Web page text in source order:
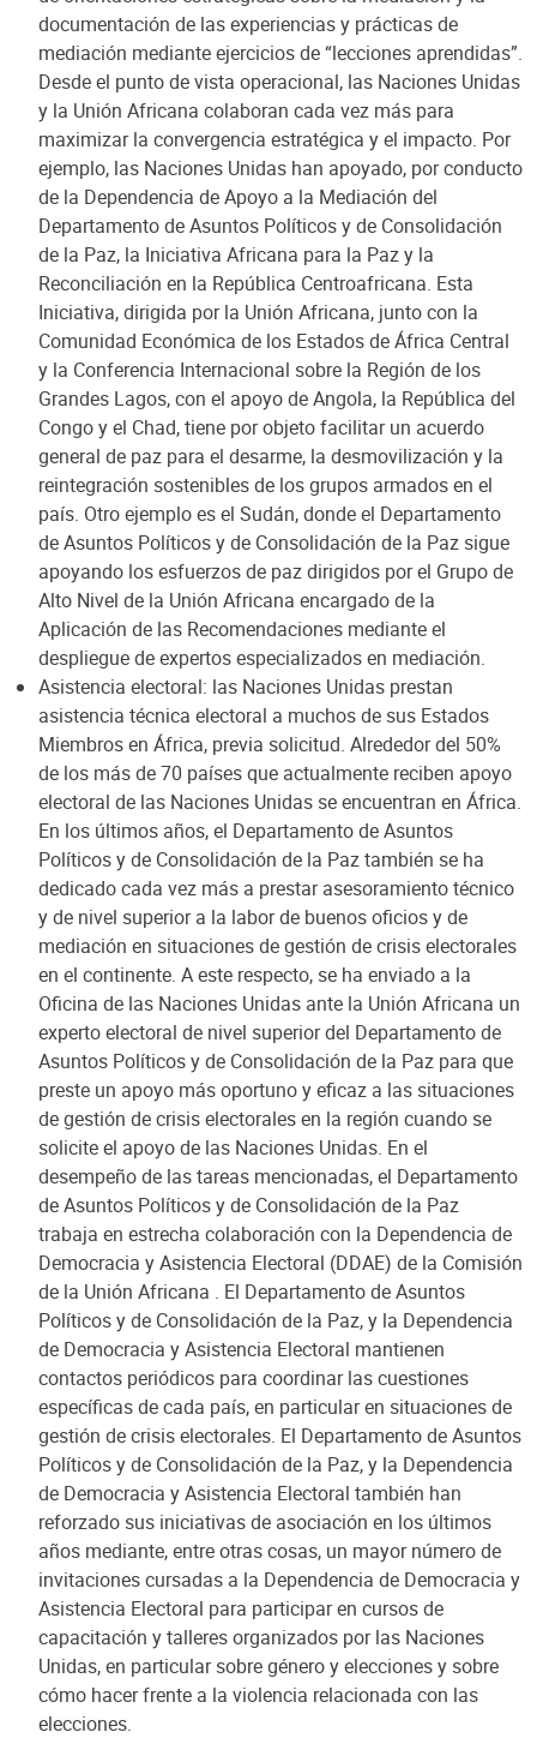
documentación de las experiencias y prácticas de
mediación mediante ejercicios de “lecciones aprendidas”.
Desde el punto de vista operacional, las Naciones Unidas
y la Unión Africana colaboran cada vez más para
maximizar la convergencia estratégica y el impacto. Por
ejemplo, las Naciones Unidas han apoyado, por conducto
de la Dependencia de Apoyo a la Mediación del
Departamento de Asuntos Políticos y de Consolidación
de la Paz, la Iniciativa Africana para la Paz y la
Reconciliación en la República Centroafricana. Esta
Iniciativa, dirigida por la Unión Africana, junto con la
Comunidad Económica de los Estados de África Central
y la Conferencia Internacional sobre la Región de los
Grandes Lagos, con el apoyo de Angola, la República del
Congo y el Chad, tiene por objeto facilitar un acuerdo
general de paz para el desarme, la desmovilización y la
reintegración sostenibles de los grupos armados en el
país. Otro ejemplo es el Sudán, donde el Departamento
de Asuntos Políticos y de Consolidación de la Paz sigue
apoyando los esfuerzos de paz dirigidos por el Grupo de
Alto Nivel de la Unión Africana encargado de la
Aplicación de las Recomendaciones mediante el
despliegue de expertos especializados en mediación.
Asistencia electoral: las Naciones Unidas prestan
asistencia técnica electoral a muchos de sus Estados
Miembros en África, previa solicitud. Alrededor del 50%
de los más de 70 países que actualmente reciben apoyo
electoral de las Naciones Unidas se encuentran en África.
En los últimos años, el Departamento de Asuntos
Políticos y de Consolidación de la Paz también se ha
dedicado cada vez más a prestar asesoramiento técnico
y de nivel superior a la labor de buenos oficios y de
mediación en situaciones de gestión de crisis electorales
en el continente. A este respecto, se ha enviado a la
Oficina de las Naciones Unidas ante la Unión Africana un
experto electoral de nivel superior del Departamento de
Asuntos Políticos y de Consolidación de la Paz para que
preste un apoyo más oportuno y eficaz a las situaciones
de gestión de crisis electorales en la región cuando se
solicite el apoyo de las Naciones Unidas. En el
desempeño de las tareas mencionadas, el Departamento
de Asuntos Políticos y de Consolidación de la Paz
trabaja en estrecha colaboración con la Dependencia de
Democracia y Asistencia Electoral (DDAE) de la Comisión
de la Unión Africana . El Departamento de Asuntos
Políticos y de Consolidación de la Paz, y la Dependencia
de Democracia y Asistencia Electoral mantienen
contactos periódicos para coordinar las cuestiones
específicas de cada país, en particular en situaciones de
gestión de crisis electorales. El Departamento de Asuntos
Políticos y de Consolidación de la Paz, y la Dependencia
de Democracia y Asistencia Electoral también han
reforzado sus iniciativas de asociación en los últimos
años mediante, entre otras cosas, un mayor número de
invitaciones cursadas a la Dependencia de Democracia y
Asistencia Electoral para participar en cursos de
capacitación y talleres organizados por las Naciones
Unidas, en particular sobre género y elecciones y sobre
cómo hacer frente a la violencia relacionada con las
elecciones.